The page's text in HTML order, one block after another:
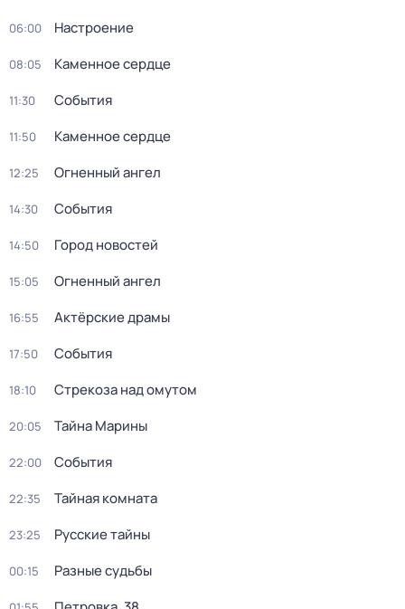
06:00 Настроение
08:05 Каменное сердце
11:30 События
11:50 Каменное сердце
12:25 Огненный ангел
14:30 События
14:50 Город новостей
15:05 Огненный ангел
16:55 Актёрские драмы
17:50 События
18:10 Стрекоза над омутом
20:05 Тайна Марины
22:00 События
22:35 Тайная комната
23:25 Русские тайны
00:15 Разные судьбы